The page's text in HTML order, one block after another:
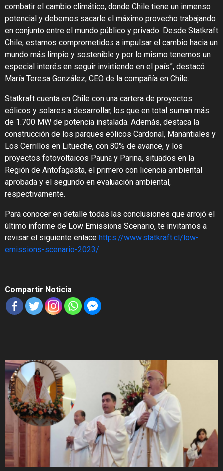
combatir el cambio climático, donde Chile tiene un inmenso
potencial y debemos sacarle el máximo provecho trabajando
en conjunto entre el mundo público y privado. Desde Statkraft
Chile, estamos comprometidos a impulsar el cambio hacia un
mundo más limpio y sostenible y por lo mismo tenemos un
especial interés en seguir invirtiendo en el país”, destacó
María Teresa González, CEO de la compañía en Chile.
Statkraft cuenta en Chile con una cartera de proyectos
eólicos y solares a desarrollar, los que en total suman más
de 1.700 MW de potencia instalada. Además, destaca la
construcción de los parques eólicos Cardonal, Manantiales y
Los Cerrillos en Litueche, con 80% de avance, y los
proyectos fotovoltaicos Pauna y Parina, situados en la
Región de Antofagasta, el primero con licencia ambiental
aprobada y el segundo en evaluación ambiental,
respectivamente.
Para conocer en detalle todas las conclusiones que arrojó el
último informe de Low Emissions Scenario, te invitamos a
revisar el siguiente enlace https://www.statkraft.cl/low-
emissions-scenario-2023/
Compartir Noticia